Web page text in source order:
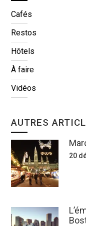
Cafés
Restos
Hôtels
À faire
Vidéos
AUTRES
20